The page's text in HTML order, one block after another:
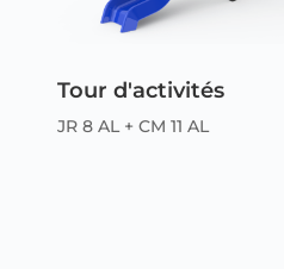
Tour d'activités
JR 8 AL + CM 11 AL